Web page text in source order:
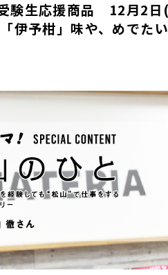
験生応援商品 12月2日
伊予柑」味や、めでた